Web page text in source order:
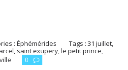
:Éphémérides Tags :31 juillet,
, saint exupery,le petit prince,
0